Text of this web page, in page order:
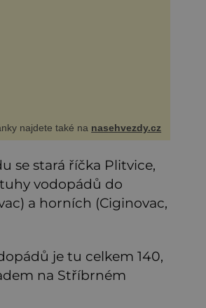
najdete také na nasehvezdy.cz
se stará říčka Plitvice,
vodopádů do
a horních (Ciginovac,
je tu celkem 140,
na Stříbrném